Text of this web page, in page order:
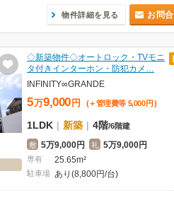
物件詳細を見る お問
◇新築物件◇オートロック・TVモニ
タ付きインターホン・防犯カメ…
INFINITY∞GRANDE
5万9,000 円 (＋管理費等 5,000 円 )
1LDK | 新築 | 4階/6階建
敷 5万9,000円 礼 5万9,000円
専有 25.65m²
駐車場 あり(8,800円/台)